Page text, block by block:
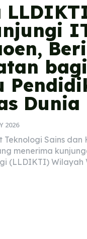
Dunia
2026
Sains dan
menerima
(LLDIKTI) Wilayah